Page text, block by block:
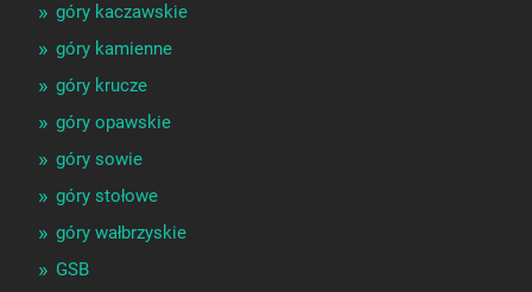
góry kaczawskie
góry kamienne
góry krucze
góry opawskie
góry sowie
góry stołowe
góry wałbrzyskie
GSB